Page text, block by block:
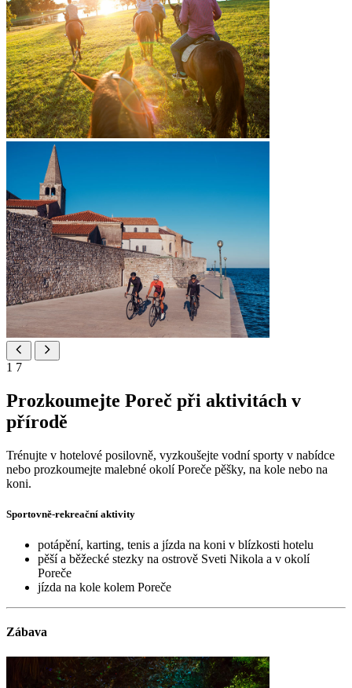
1 7
Prozkoumejte Poreč při aktivitách v
přírodě
Trénujte v hotelové posilovně, vyzkoušejte vodní sporty v nabídce
nebo prozkoumejte malebné okolí Poreče pěšky, na kole nebo na
koni.
Sportovně-rekreační aktivity
potápění, karting, tenis a jízda na koni v blízkosti hotelu
pěší a běžecké stezky na ostrově Sveti Nikola a v okolí
Poreče
jízda na kole kolem Poreče
Zábava